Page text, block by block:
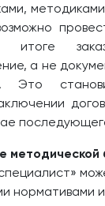
итоге
а не
Это
методической
нормативами